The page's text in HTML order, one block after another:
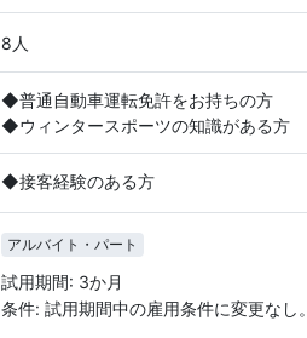
8人
◆普通自動車運転免許をお持ちの方
◆ウィンタースポーツの知識がある方
◆接客経験のある方
アルバイト・パート
試用期間: 3か月
条件: 試用期間中の雇用条件に変更なし。